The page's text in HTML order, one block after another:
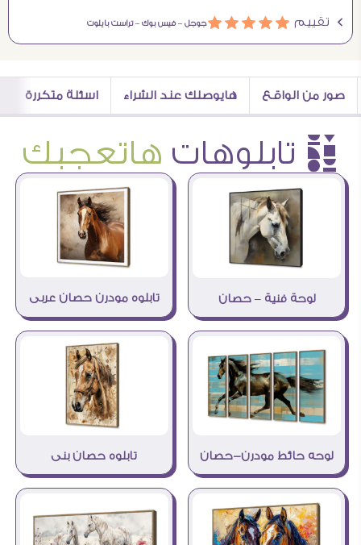
Ö تقييم áááááجوجل –فيس بوك –تراست بايلوت
صور من الواقع هايوصلك عند الشراء اسئلة متكررة
è تابلوهات هاتعجبك
لوحة فنية – حصان تابلوه مودرن حصان عربى
لوحه حائط مودرن-حصان تابلوه حصان بنى